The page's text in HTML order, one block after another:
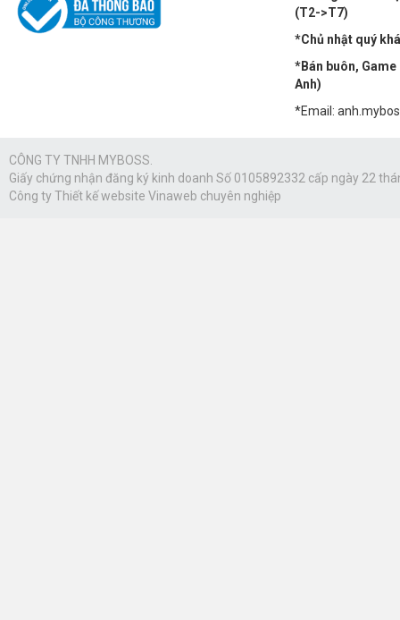
(T2->T7)
*Chủ nhật quý
*Bán buôn, Game
Anh)
*Email:
CÔNG TY TNHH MYBOSS.
Giấy chứng nhận đăng ký kinh doanh Số 0105892332 cấp ngày 22
Công tyThiết kế website Vinaweb chuyên nghiệp